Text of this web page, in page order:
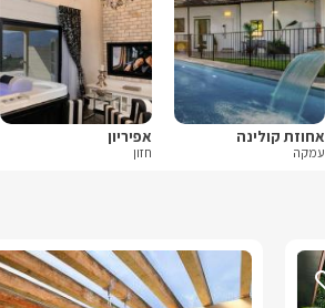
אחוזת קולינה
עמקה
אפיריון
חזון